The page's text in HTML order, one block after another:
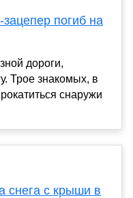
погиб на
дороги,
Трое знакомых, в
снаружи
снега с крыши в